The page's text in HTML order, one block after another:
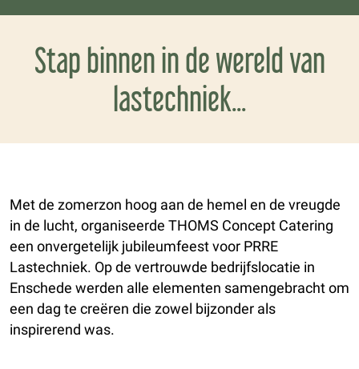
Stap binnen in de wereld van
lastechniek...
Met de zomerzon hoog aan de hemel en de vreugde
in de lucht, organiseerde THOMS Concept Catering
een onvergetelijk jubileumfeest voor PRRE
Lastechniek. Op de vertrouwde bedrijfslocatie in
Enschede werden alle elementen samengebracht om
een dag te creëren die zowel bijzonder als
inspirerend was.